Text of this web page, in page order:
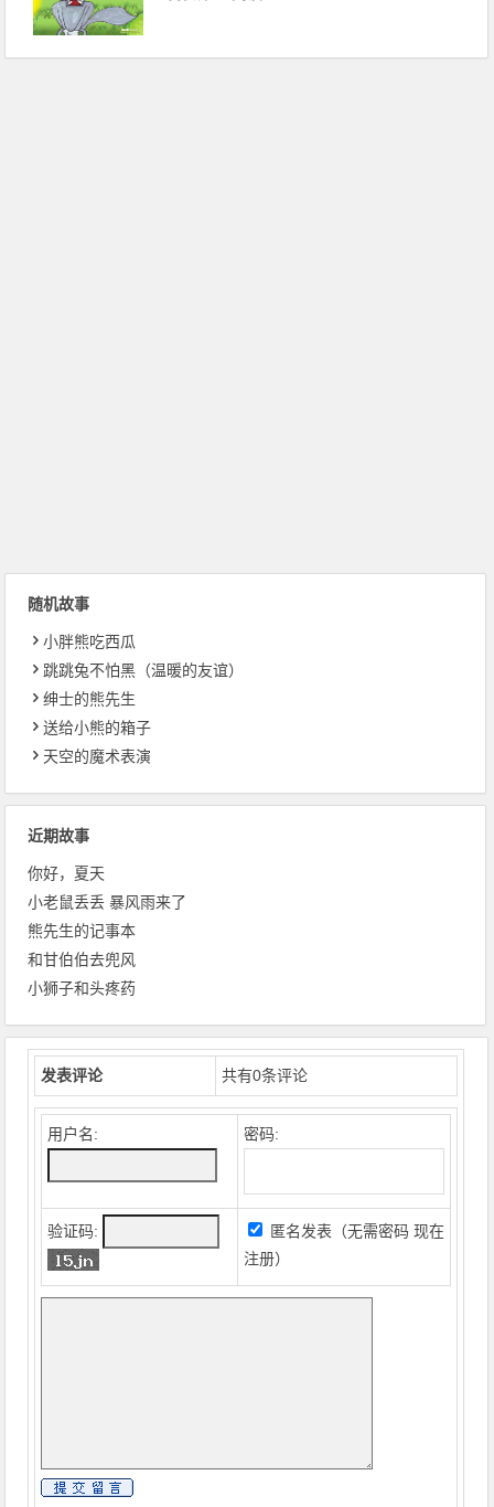
随机故事
小胖熊吃西瓜
跳跳兔不怕黑（温暖的友谊）
绅士的熊先生
送给小熊的箱子
天空的魔术表演
近期故事
你好，夏天
小老鼠丢丢 暴风雨来了
熊先生的记事本
和甘伯伯去兜风
小狮子和头疼药
发表评论 共有0条评论
用户名: 密码:
验证码: 匿名发表（无需密码现在
注册）